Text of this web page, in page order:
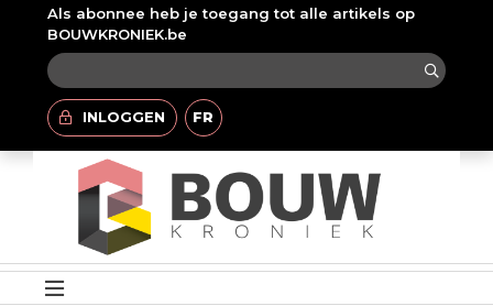
Als abonnee heb je toegang tot alle artikels op
BOUWKRONIEK.be
INLOGGEN FR